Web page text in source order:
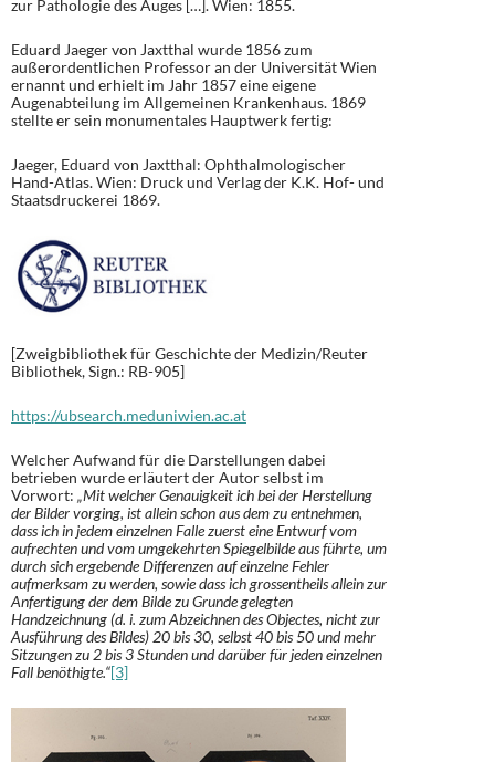
zur Pathologie des Auges […]. Wien: 1855.
Eduard Jaeger von Jaxtthal wurde 1856 zum
außerordentlichen Professor an der Universität Wien
ernannt und erhielt im Jahr 1857 eine eigene
Augenabteilung im Allgemeinen Krankenhaus. 1869
stellte er sein monumentales Hauptwerk fertig:
Jaeger, Eduard von Jaxtthal: Ophthalmologischer
Hand-Atlas. Wien: Druck und Verlag der K.K. Hof- und
Staatsdruckerei 1869.
[Zweigbibliothek für Geschichte der Medizin/Reuter
Bibliothek, Sign.: RB-905]
https://ubsearch.meduniwien.ac.at
Welcher Aufwand für die Darstellungen dabei
betrieben wurde erläutert der Autor selbst im
Vorwort: „Mit welcher Genauigkeit ich bei der Herstellung
der Bilder vorging, ist allein schon aus dem zu entnehmen,
dass ich in jedem einzelnen Falle zuerst eine Entwurf vom
aufrechten und vom umgekehrten Spiegelbilde aus führte, um
durch sich ergebende Differenzen auf einzelne Fehler
aufmerksam zu werden, sowie dass ich grossentheils allein zur
Anfertigung der dem Bilde zu Grunde gelegten
Handzeichnung (d. i. zum Abzeichnen des Objectes, nicht zur
Ausführung des Bildes) 20 bis 30, selbst 40 bis 50 und mehr
Sitzungen zu 2 bis 3 Stunden und darüber für jeden einzelnen
Fall benöthigte.“[3]